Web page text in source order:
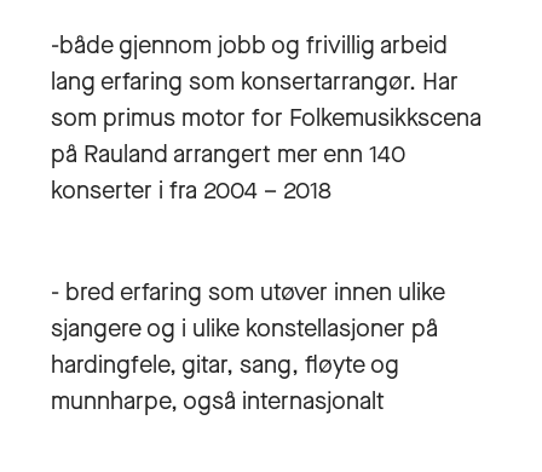
-både gjennom jobb og frivillig arbeid
lang erfaring som konsertarrangør. Har
som primus motor for Folkemusikkscena
på Rauland arrangert mer enn 140
konserter i fra 2004 – 2018
- bred erfaring som utøver innen ulike
sjangere og i ulike konstellasjoner på
hardingfele, gitar, sang, fløyte og
munnharpe, også internasjonalt